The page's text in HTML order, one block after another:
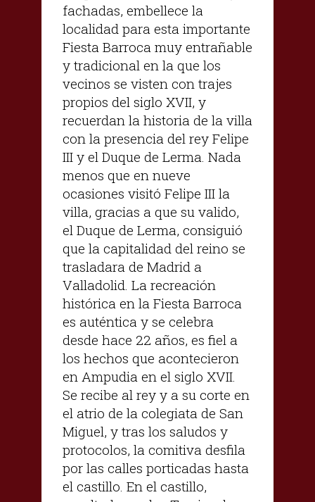
fachadas, embellece la
localidad para esta importante
Fiesta Barroca muy entrañable
y tradicional en la que los
vecinos se visten con trajes
propios del siglo XVII, y
recuerdan la historia de la villa
con la presencia del rey Felipe
III y el Duque de Lerma. Nada
menos que en nueve
ocasiones visitó Felipe III la
villa, gracias a que su valido,
el Duque de Lerma, consiguió
que la capitalidad del reino se
trasladara de Madrid a
Valladolid. La recreación
histórica en la Fiesta Barroca
es auténtica y se celebra
desde hace 22 años, es fiel a
los hechos que acontecieron
en Ampudia en el siglo XVII.
Se recibe al rey y a su corte en
el atrio de la colegiata de San
Miguel, y tras los saludos y
protocolos, la comitiva desfila
por las calles porticadas hasta
el castillo. En el castillo,